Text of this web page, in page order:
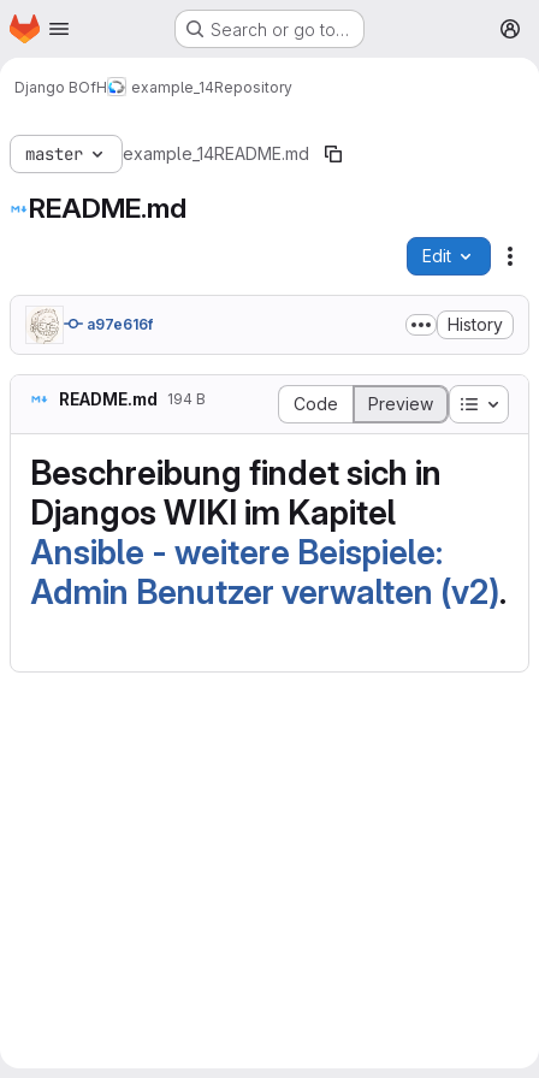
Skip to main content
Homepage Search or go to…
Django BOfH example_14Repository
master example_14README.md
README.md
Edit
a97e616f History
README.md 194 B Code Preview Table
Beschreibung findet sich in
Djangos WIKI im Kapitel
Ansible - weitere Beispiele:
Admin Benutzer verwalten (v2).